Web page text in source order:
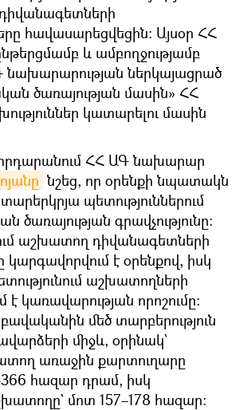
հավասարեցվեցին։ Այսօր ՀՀ
և ամբողջությամբ
նախարարության ներկայացրած
ծառայության մասին» ՀՀ
կատարելու մասին
ՀՀ ԱԳ նախարար
նշեց, որ օրենքի նպատակն
պետություններում
գրավչությունը։
աշխատող դիվանագետների
է օրենքով, իսկ
աշխատողների
է կառավարության որոշումը։
բավականին մեծ տարբերություն
միջև, օրինակ`
առաջին քարտուղարը
հազար դրամ, իսկ
մոտ 157–178 հազար։